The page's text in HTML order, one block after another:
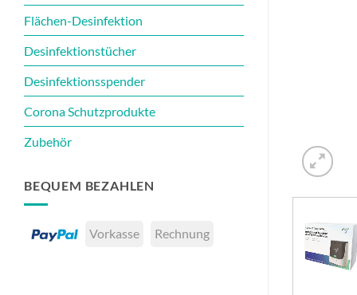
Flächen-Desinfektion
Desinfektionstücher
Desinfektionsspender
Corona Schutzprodukte
Zubehör
BEQUEM BEZAHLEN
Vorkasse Rechnung